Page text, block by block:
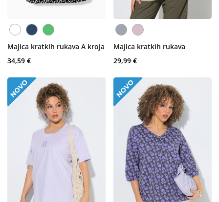
Majica kratkih rukava A kroja
34,59 €
Majica kratkih rukava
29,99 €